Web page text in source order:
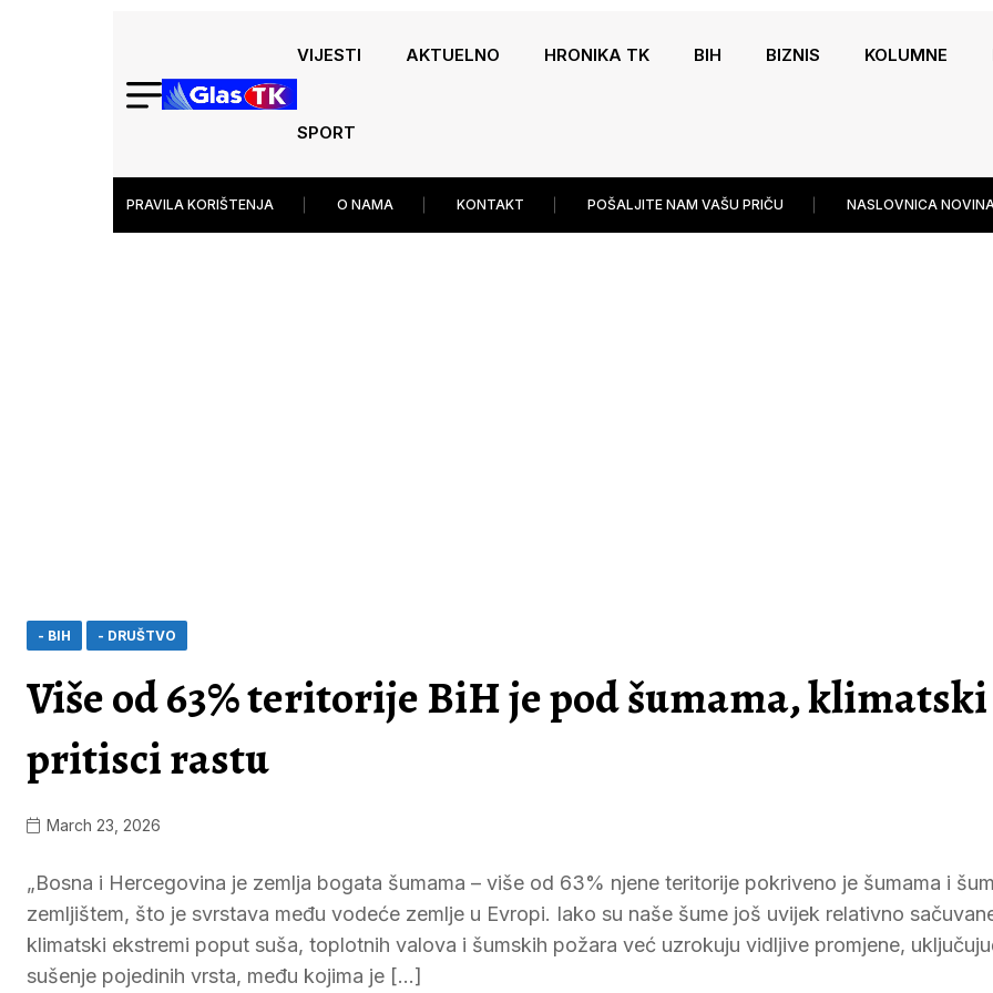
VIJESTI AKTUELNO HRONIKA TK BIH BIZNIS KOLUMNE
SPORT
PRAVILA KORIŠTENJA O NAMA KONTAKT POŠALJITE NAM VAŠU PRIČU NASLOVNICA
- BIH - DRUŠTVO
Više od 63% teritorije BiH je pod šumama, klimatski
pritisci rastu
March 23, 2026
„Bosna i Hercegovina je zemlja bogata šumama – više od 63% njene teritorije pokriveno je šumama i
zemljištem, što je svrstava među vodeće zemlje u Evropi. Iako su naše šume još uvijek relativno
klimatski ekstremi poput suša, toplotnih valova i šumskih požara već uzrokuju vidljive promjene,
sušenje pojedinih vrsta, među kojima je […]